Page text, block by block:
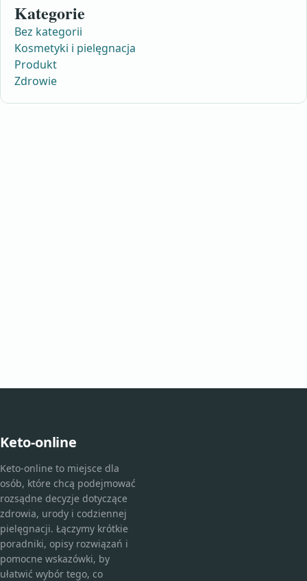
Kategorie
Bez kategorii
Kosmetyki i pielęgnacja
Produkt
Zdrowie
Keto-online
Keto-online to miejsce dla
osób, które chcą podejmować
rozsądne decyzje dotyczące
zdrowia, urody i codziennej
pielęgnacji. Łączymy krótkie
poradniki, opisy rozwiązań i
pomocne wskazówki, by
ułatwić wybór tego, co